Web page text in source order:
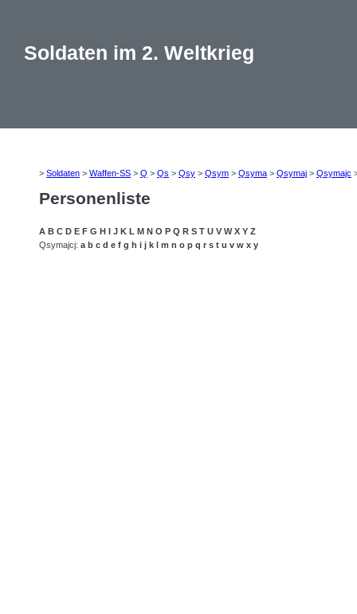
Soldaten im 2. Weltkrieg
> Soldaten > Waffen-SS > Q > Qs > Qsy > Qsym > Qsyma > Qsymaj > Qsymajc
Personenliste
A B C D E F G H I J K L M N O P Q R S T U V W X Y Z
Qsymajcj: a b c d e f g h i j k l m n o p q r s t u v w x y